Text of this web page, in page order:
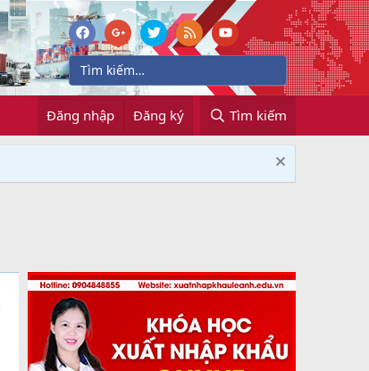
Đăng nhập Đăng ký Tìm kiếm